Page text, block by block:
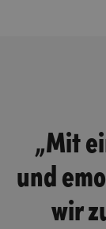
„Mit
und
wir